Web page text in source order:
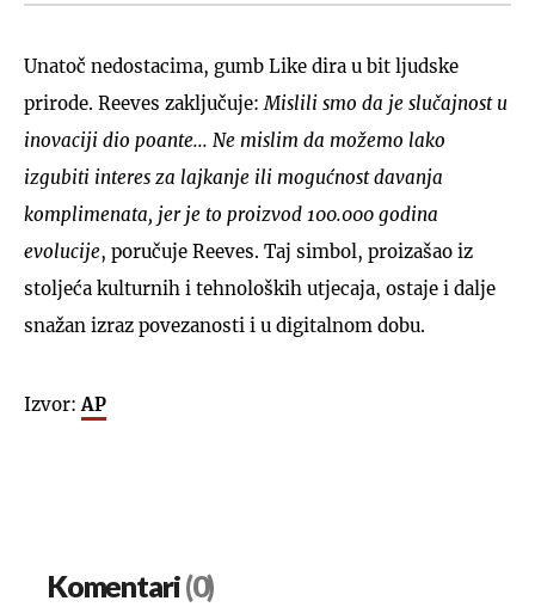
Unatoč nedostacima, gumb Like dira u bit ljudske
prirode. Reeves zaključuje: Mislili smo da je slučajnost u
inovaciji dio poante... Ne mislim da možemo lako
izgubiti interes za lajkanje ili mogućnost davanja
komplimenata, jer je to proizvod 100.000 godina
evolucije, poručuje Reeves. Taj simbol, proizašao iz
stoljeća kulturnih i tehnoloških utjecaja, ostaje i dalje
snažan izraz povezanosti i u digitalnom dobu.
Izvor: AP
Komentari(0)